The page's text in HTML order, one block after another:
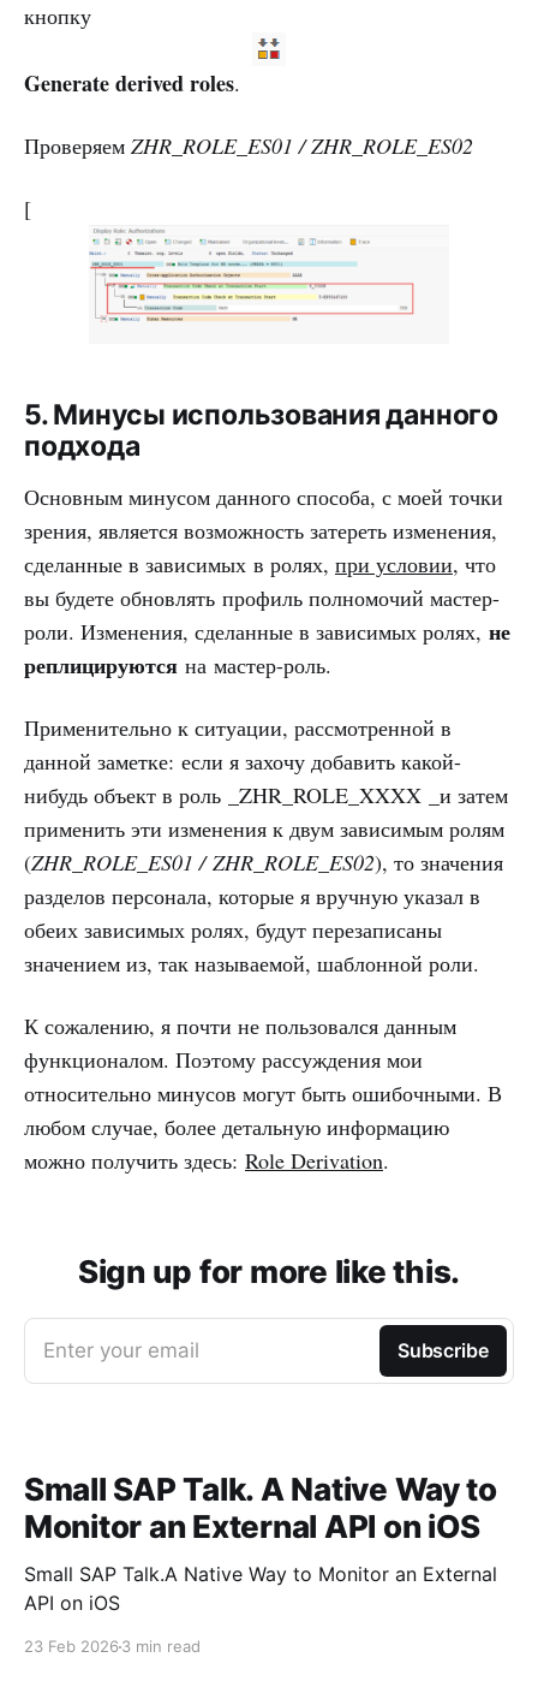
кнопку
Generate derived roles.
Проверяем ZHR_ROLE_ES01 / ZHR_ROLE_ES02
[
5. Минусы использования данного
подхода
Основным минусом данного способа, с моей точки
зрения, является возможность затереть изменения,
сделанные в зависимых в ролях, при условии, что
вы будете обновлять профиль полномочий мастер-
роли. Изменения, сделанные в зависимых ролях, не
реплицируются на мастер-роль.
Применительно к ситуации, рассмотренной в
данной заметке: если я захочу добавить какой-
нибудь объект в роль _ZHR_ROLE_XXXX _и затем
применить эти изменения к двум зависимым ролям
(ZHR_ROLE_ES01 / ZHR_ROLE_ES02), то значения
разделов персонала, которые я вручную указал в
обеих зависимых ролях, будут перезаписаны
значением из, так называемой, шаблонной роли.
К сожалению, я почти не пользовался данным
функционалом. Поэтому рассуждения мои
относительно минусов могут быть ошибочными. В
любом случае, более детальную информацию
можно получить здесь: Role Derivation.
Sign up for more like this.
Enter your email Subscribe
Small SAP Talk. A Native Way to
Monitor an External API on iOS
Small SAP Talk.A Native Way to Monitor an External
API on iOS
23 Feb 2026 3 min read